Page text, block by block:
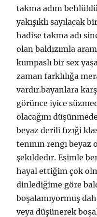
takma adım
yakışıklı sayılacak
hadise takma adı
olan baldızımla
kumpaslı bir sex
zaman farklılığa
vardır.bayanlara
görünce iyice
olacağını
beyaz derili fızıği
tenının rengı beyaz
şekıldedır. Eşimle
hayal ettiğim çok
dinlediğime göre
boşalamıyormuş
veya düşünerek